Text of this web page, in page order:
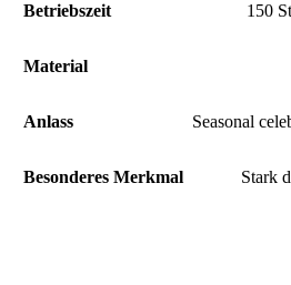
Betriebszeit 150
Material
Anlass Seasonal
Besonderes Merkmal Stark